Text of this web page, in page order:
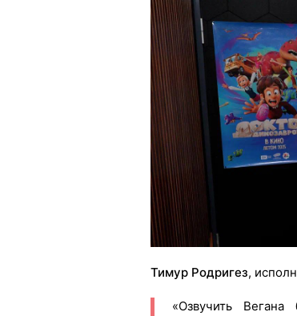
Тимур Родригез,
«Озвучить